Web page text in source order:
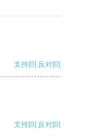
支持[0] 反对[0]
支持[0] 反对[0]